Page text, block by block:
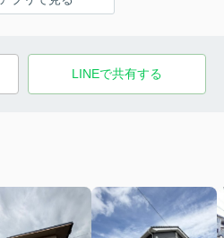
LINEで共有する